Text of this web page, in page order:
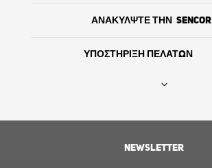
ΑΝΑΚΥΛΨΤΕ ΤΗΝ SENCOR
ΥΠΟΣΤΗΡΙΞΗ ΠΕΛΑΤΩΝ
NEWSLETTER